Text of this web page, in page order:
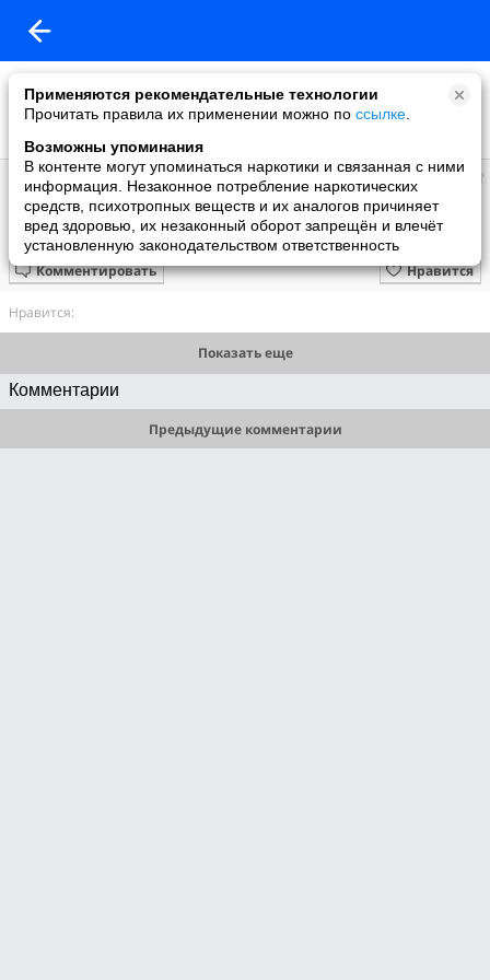
Применяются рекомендательные технологии
Прочитать правила их применении можно по ссылке
Возможны упоминания
В контенте могут упоминаться наркотики и связанная с ними
информация. Незаконное потребление наркотических
средств, психотропных веществ и их аналогов причиняет
вред здоровью, их незаконный оборот запрещён и влечёт
установленную законодательством ответственность
ARVYDAS
добавил видео
08.01.2022
Franz Liszt - Works for Violin and Piano
Нравится
Комментировать
Нравится:
Показать еще
Комментарии
Предыдущие комментарии